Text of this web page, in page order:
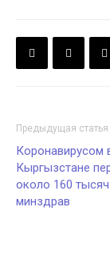
Предыдущая статья
Коронавирусом
Кыргызстане
около 160
минздрав